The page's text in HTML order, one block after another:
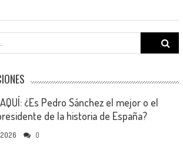
Search
for:
¿Es Pedro Sánchez el mejor o el
de la historia de España?
0